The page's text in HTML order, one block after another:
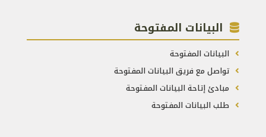
البيانات المفتوحة
البيانات المفتوحة
تواصل مع فريق البيانات المفتوحة
مبادئ إتاحة البيانات المفتوحة
طلب البيانات المفتوحة